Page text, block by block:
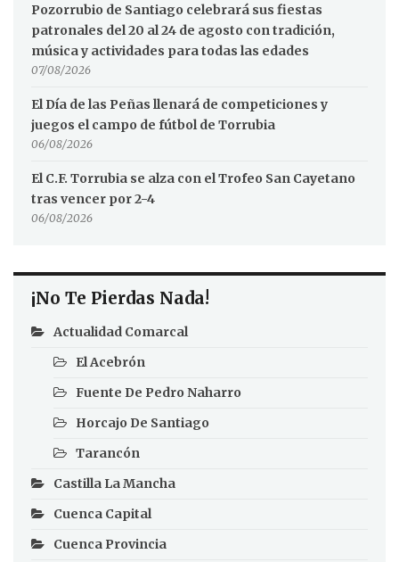
Pozorrubio de Santiago celebrará sus fiestas
patronales del 20 al 24 de agosto con tradición,
música y actividades para todas las edades
07/08/2026
El Día de las Peñas llenará de competiciones y
juegos el campo de fútbol de Torrubia
06/08/2026
El C.F. Torrubia se alza con el Trofeo San Cayetano
tras vencer por 2-4
06/08/2026
¡No Te Pierdas Nada!
Actualidad Comarcal
El Acebrón
Fuente De Pedro Naharro
Horcajo De Santiago
Tarancón
Castilla La Mancha
Cuenca Capital
Cuenca Provincia